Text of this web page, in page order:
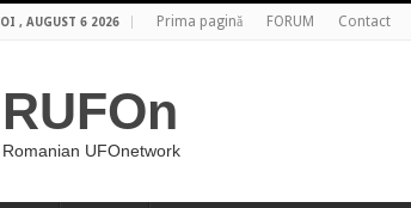
JOI , AUGUST 6 2026 Prima pagină FORUM Contact
RUFOn
Romanian UFOnetwork